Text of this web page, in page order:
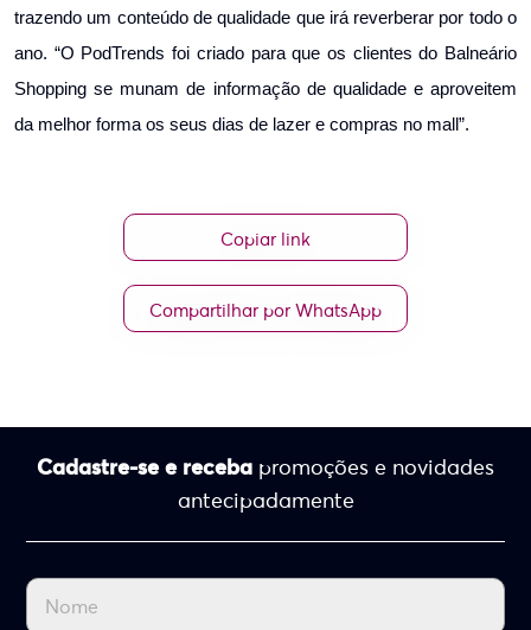
trazendo um conteúdo de qualidade que irá reverberar por todo o
ano. “O PodTrends foi criado para que os clientes do Balneário
Shopping se munam de informação de qualidade e aproveitem
da melhor forma os seus dias de lazer e compras no mall”.
Copiar link
Compartilhar por WhatsApp
Cadastre-se e receba promoções e novidades
antecipadamente